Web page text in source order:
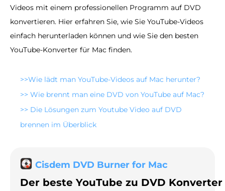
Videos mit einem professionellen Programm auf DVD
konvertieren. Hier erfahren Sie, wie Sie YouTube-Videos
einfach herunterladen können und wie Sie den besten
YouTube-Konverter für Mac finden.
>>Wie lädt man YouTube-Videos auf Mac herunter?
>> Wie brennt man eine DVD von YouTube auf Mac?
>> Die Lösungen zum Youtube Video auf DVD
brennen im Überblick
Cisdem DVD Burner for Mac
Der beste YouTube zu DVD Konverter